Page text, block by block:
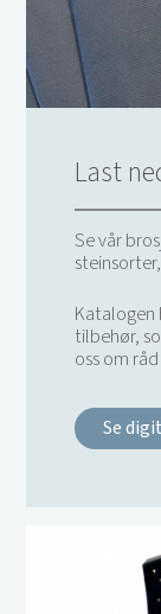
Last
Se vår
Katalogen
tilbehør,
oss om
Se